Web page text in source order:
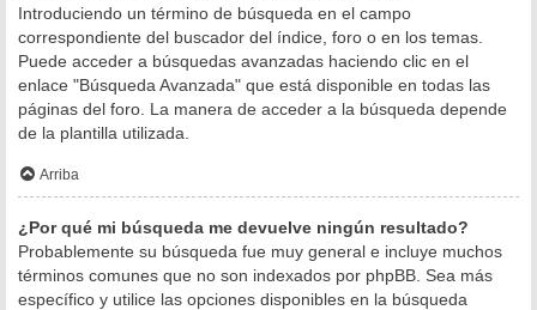
Introduciendo un término de búsqueda en el campo
correspondiente del buscador del índice, foro o en los temas.
Puede acceder a búsquedas avanzadas haciendo clic en el
enlace "Búsqueda Avanzada" que está disponible en todas las
páginas del foro. La manera de acceder a la búsqueda depende
de la plantilla utilizada.
Arriba
¿Por qué mi búsqueda me devuelve ningún resultado?
Probablemente su búsqueda fue muy general e incluye muchos
términos comunes que no son indexados por phpBB. Sea más
específico y utilice las opciones disponibles en la búsqueda